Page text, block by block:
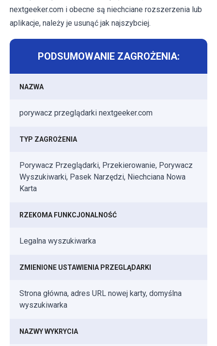
nextgeeker.com i obecne są niechciane rozszerzenia lub
aplikacje, należy je usunąć jak najszybciej.
PODSUMOWANIE ZAGROŻENIA:
NAZWA
porywacz przeglądarki nextgeeker.com
TYP ZAGROŻENIA
Porywacz Przeglądarki, Przekierowanie, Porywacz
Wyszukiwarki, Pasek Narzędzi, Niechciana Nowa
Karta
RZEKOMA FUNKCJONALNOŚĆ
Legalna wyszukiwarka
ZMIENIONE USTAWIENIA PRZEGLĄDARKI
Strona główna, adres URL nowej karty, domyślna
wyszukiwarka
NAZWY WYKRYCIA